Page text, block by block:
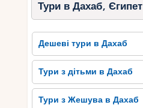
Тури в Дахаб, Єгипет
Дешеві тури в Дахаб
Тури з дітьми в Дахаб
Тури з Жешува в Дахаб